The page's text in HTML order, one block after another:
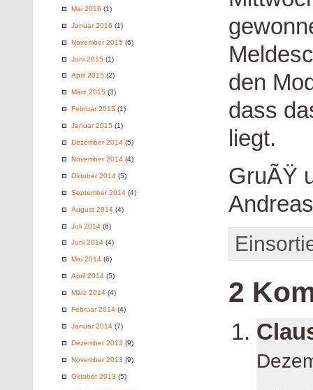
Mai 2016 (1)
Januar 2016 (1)
November 2015 (6)
Juni 2015 (1)
April 2015 (2)
März 2015 (3)
Februar 2015 (1)
Januar 2015 (1)
Dezember 2014 (5)
November 2014 (4)
Oktober 2014 (5)
September 2014 (4)
August 2014 (4)
Juli 2014 (6)
Juni 2014 (4)
Mai 2014 (6)
April 2014 (5)
März 2014 (4)
Februar 2014 (4)
Januar 2014 (7)
Dezember 2013 (9)
November 2013 (9)
Oktober 2013 (5)
den
dass
liegt.
GruÃŸ
Andreas
2